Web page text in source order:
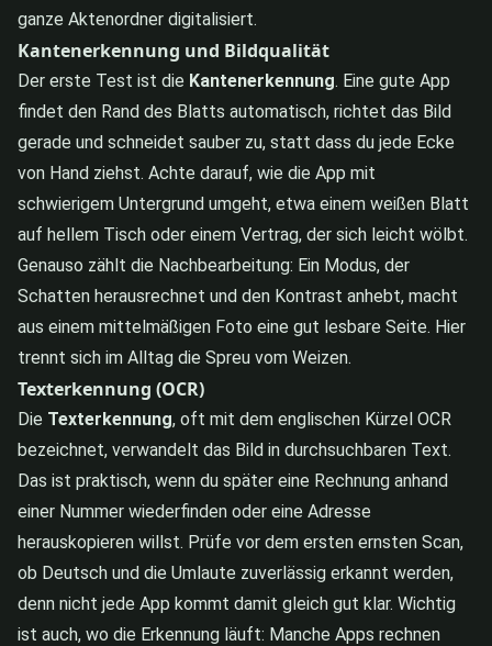
ganze Aktenordner digitalisiert.
Kantenerkennung und Bildqualität
Der erste Test ist die Kantenerkennung. Eine gute App
findet den Rand des Blatts automatisch, richtet das Bild
gerade und schneidet sauber zu, statt dass du jede Ecke
von Hand ziehst. Achte darauf, wie die App mit
schwierigem Untergrund umgeht, etwa einem weißen Blatt
auf hellem Tisch oder einem Vertrag, der sich leicht wölbt.
Genauso zählt die Nachbearbeitung: Ein Modus, der
Schatten herausrechnet und den Kontrast anhebt, macht
aus einem mittelmäßigen Foto eine gut lesbare Seite. Hier
trennt sich im Alltag die Spreu vom Weizen.
Texterkennung (OCR)
Die Texterkennung, oft mit dem englischen Kürzel OCR
bezeichnet, verwandelt das Bild in durchsuchbaren Text.
Das ist praktisch, wenn du später eine Rechnung anhand
einer Nummer wiederfinden oder eine Adresse
herauskopieren willst. Prüfe vor dem ersten ernsten Scan,
ob Deutsch und die Umlaute zuverlässig erkannt werden,
denn nicht jede App kommt damit gleich gut klar. Wichtig
ist auch, wo die Erkennung läuft: Manche Apps rechnen